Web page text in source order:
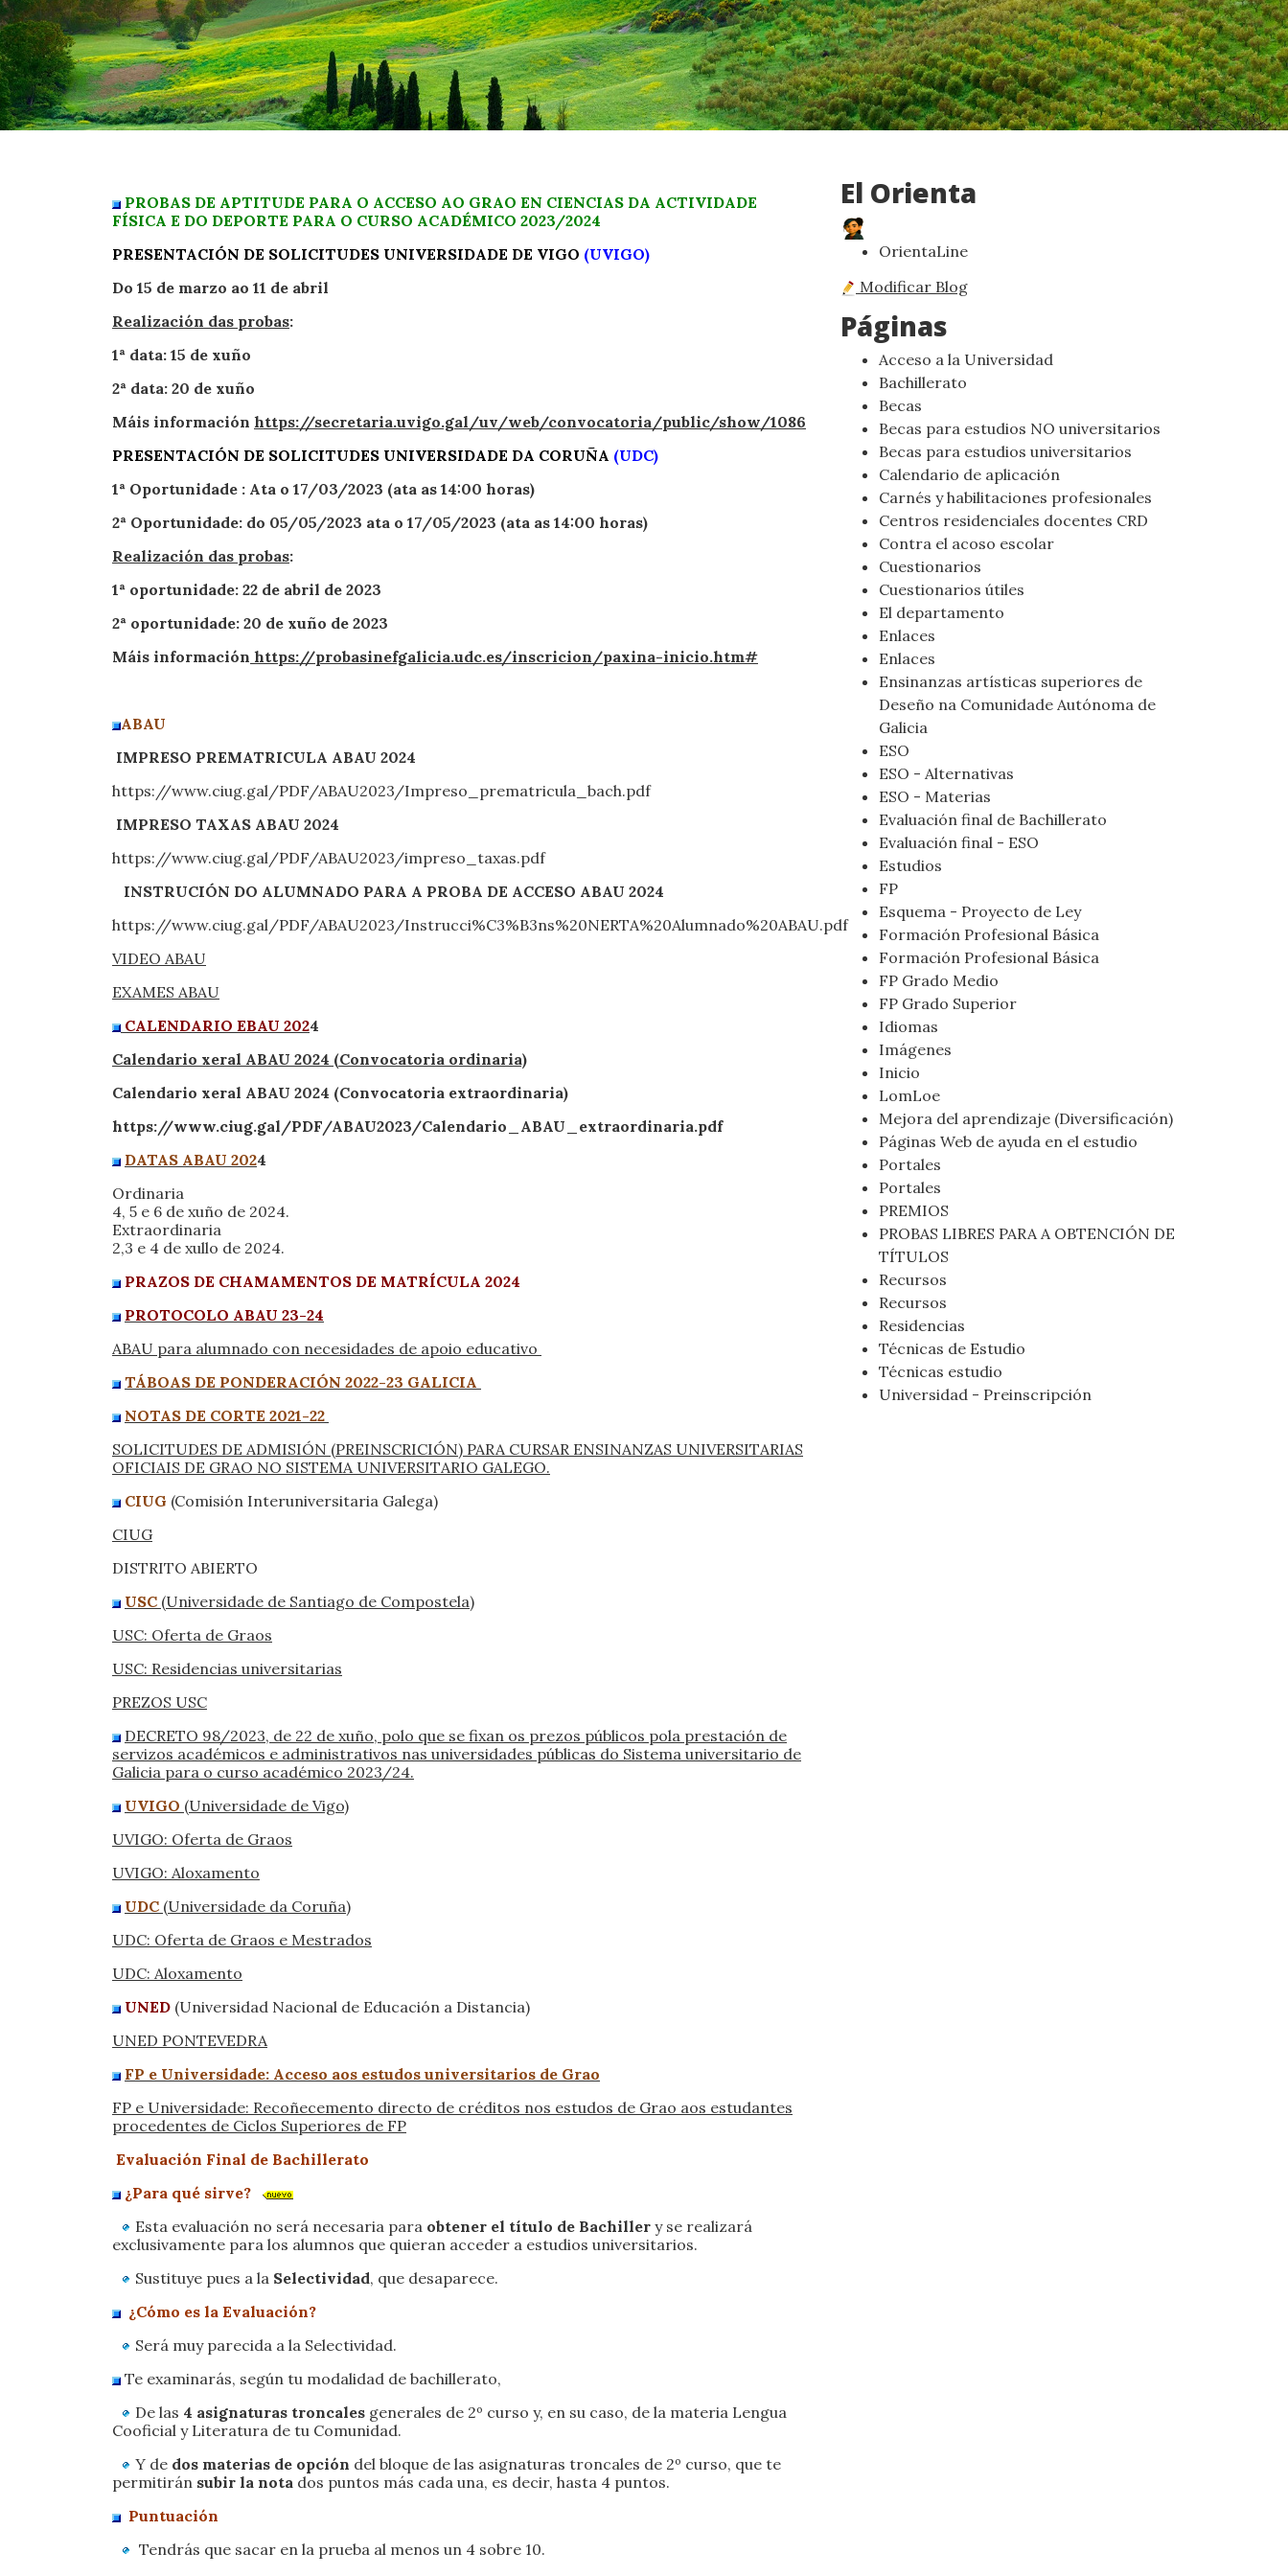
PROBAS DE APTITUDE PARA O ACCESO AO GRAO EN CIENCIAS DA ACTIVIDADE
FÍSICA E DO DEPORTE PARA O CURSO ACADÉMICO 2023/2024
PRESENTACIÓN DE SOLICITUDES UNIVERSIDADE DE VIGO (UVIGO)
Do 15 de marzo ao 11 de abril
Realización das probas:
1ª data: 15 de xuño
2ª data: 20 de xuño
Máis información https://secretaria.uvigo.gal/uv/web/convocatoria/public/show/1086
PRESENTACIÓN DE SOLICITUDES UNIVERSIDADE DA CORUÑA (UDC)
1ª Oportunidade : Ata o 17/03/2023 (ata as 14:00 horas)
2ª Oportunidade: do 05/05/2023 ata o 17/05/2023 (ata as 14:00 horas)
Realización das probas:
1ª oportunidade: 22 de abril de 2023
2ª oportunidade: 20 de xuño de 2023
Máis información https://probasinefgalicia.udc.es/inscricion/paxina-inicio.htm#
ABAU
IMPRESO PREMATRICULA ABAU 2024
https://www.ciug.gal/PDF/ABAU2023/Impreso_prematricula_bach.pdf
IMPRESO TAXAS ABAU 2024
https://www.ciug.gal/PDF/ABAU2023/impreso_taxas.pdf
INSTRUCIÓN DO ALUMNADO PARA A PROBA DE ACCESO ABAU 2024
https://www.ciug.gal/PDF/ABAU2023/Instrucci%C3%B3ns%20NERTA%20Alumnado%20ABAU.pdf
VIDEO ABAU
EXAMES ABAU
CALENDARIO EBAU 2024
Calendario xeral ABAU 2024 (Convocatoria ordinaria)
Calendario xeral ABAU 2024 (Convocatoria extraordinaria)
https://www.ciug.gal/PDF/ABAU2023/Calendario_ABAU_extraordinaria.pdf
DATAS ABAU 2024
Ordinaria
4, 5 e 6 de xuño de 2024.
Extraordinaria
2,3 e 4 de xullo de 2024.
PRAZOS DE CHAMAMENTOS DE MATRÍCULA 2024
PROTOCOLO ABAU 23-24
ABAU para alumnado con necesidades de apoio educativo
TÁBOAS DE PONDERACIÓN 2022-23 GALICIA
NOTAS DE CORTE 2021-22
SOLICITUDES DE ADMISIÓN (PREINSCRICIÓN) PARA CURSAR ENSINANZAS UNIVERSITARIAS
OFICIAIS DE GRAO NO SISTEMA UNIVERSITARIO GALEGO.
CIUG (Comisión Interuniversitaria Galega)
CIUG
DISTRITO ABIERTO
USC (Universidade de Santiago de Compostela)
USC: Oferta de Graos
USC: Residencias universitarias
PREZOS USC
DECRETO 98/2023, de 22 de xuño, polo que se fixan os prezos públicos pola prestación de
servizos académicos e administrativos nas universidades públicas do Sistema universitario de
Galicia para o curso académico 2023/24.
UVIGO (Universidade de Vigo)
UVIGO: Oferta de Graos
UVIGO: Aloxamento
UDC (Universidade da Coruña)
UDC: Oferta de Graos e Mestrados
UDC: Aloxamento
UNED (Universidad Nacional de Educación a Distancia)
UNED PONTEVEDRA
FP e Universidade: Acceso aos estudos universitarios de Grao
FP e Universidade: Recoñecemento directo de créditos nos estudos de Grao aos estudantes
procedentes de Ciclos Superiores de FP
Evaluación Final de Bachillerato
¿Para qué sirve?
Esta evaluación no será necesaria para obtener el título de Bachiller y se realizará
exclusivamente para los alumnos que quieran acceder a estudios universitarios.
Sustituye pues a la Selectividad, que desaparece.
¿Cómo es la Evaluación?
Será muy parecida a la Selectividad.
Te examinarás, según tu modalidad de bachillerato,
De las 4 asignaturas troncales generales de 2º curso y, en su caso, de la materia Lengua
Cooficial y Literatura de tu Comunidad.
Y de dos materias de opción del bloque de las asignaturas troncales de 2º curso, que te
permitirán subir la nota dos puntos más cada una, es decir, hasta 4 puntos.
Puntuación
Tendrás que sacar en la prueba al menos un 4 sobre 10.
El Orienta
OrientaLine
Modificar Blog
Páginas
Acceso a la Universidad
Bachillerato
Becas
Becas para estudios NO universitarios
Becas para estudios universitarios
Calendario de aplicación
Carnés y habilitaciones profesionales
Centros residenciales docentes CRD
Contra el acoso escolar
Cuestionarios
Cuestionarios útiles
El departamento
Enlaces
Enlaces
Ensinanzas artísticas superiores de
Deseño na Comunidade Autónoma de
Galicia
ESO
ESO - Alternativas
ESO - Materias
Evaluación final de Bachillerato
Evaluación final - ESO
Estudios
FP
Esquema - Proyecto de Ley
Formación Profesional Básica
Formación Profesional Básica
FP Grado Medio
FP Grado Superior
Idiomas
Imágenes
Inicio
LomLoe
Mejora del aprendizaje (Diversificación)
Páginas Web de ayuda en el estudio
Portales
Portales
PREMIOS
PROBAS LIBRES PARA A OBTENCIÓN DE
TÍTULOS
Recursos
Recursos
Residencias
Técnicas de Estudio
Técnicas estudio
Universidad - Preinscripción